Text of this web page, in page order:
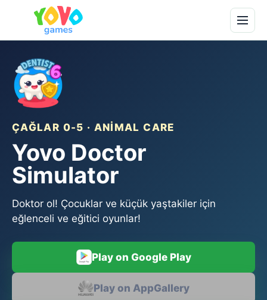
ÇAĞLAR 0-5 · ANIMAL CARE
Yovo Doctor
Simulator
Doktor ol! Çocuklar ve küçük yaştakiler için
eğlenceli ve eğitici oyunlar!
Play on Google Play
Play on AppGallery